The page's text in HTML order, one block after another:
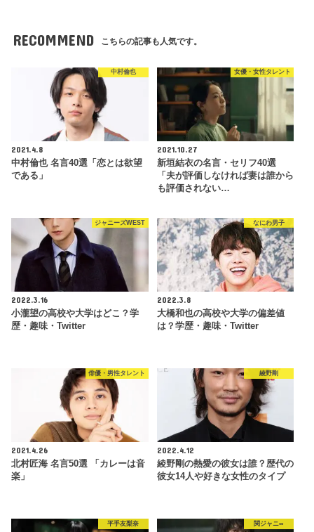
RECOMMEND こちらの記事も人気です。
中村倫也
2021.4.8
中村倫也 名言40選「恋とは欲望
である」
女優・女性タレント
2021.10.27
新垣結衣の名言・セリフ40選
「夫が評価しなければ妻は誰から
も評価されない…
ジャニーズWEST
2022.3.16
小瀧望の高校や大学はどこ？学
歴・趣味・Twitter
なにわ男子
2022.3.8
大橋和也の高校や大学の偏差値
は？学歴・趣味・Twitter
俳優・男性タレント
2021.4.26
北村匠海 名言50選 「カレーは音
楽」
綾野剛
2022.4.12
綾野剛の熱愛の彼女は誰？歴代の
彼女14人や好きな女性のタイプ
平手友梨奈 関ジャニ∞